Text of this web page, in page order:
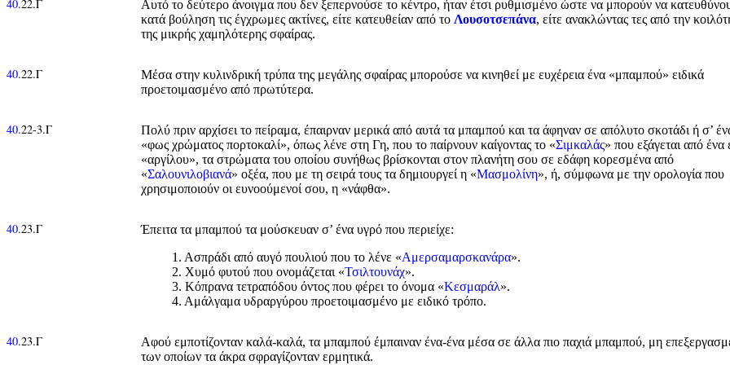
40.22.Γ
Αυτό το δεύτερο άνοιγμα που δεν ξεπερνούσε το κέντρο, ήταν έτσι ρυθμισμένο ώστε να μπορούν να
κατά βούληση τις έγχρωμες ακτίνες, είτε κατευθείαν από το Λουσοτσεπάνα, είτε ανακλώντας τες από την
της μικρής χαμηλότερης σφαίρας.
40.22.Γ
Μέσα στην κυλινδρική τρύπα της μεγάλης σφαίρας μπορούσε να κινηθεί με ευχέρεια ένα «μπαμπού» ειδικά
προετοιμασμένο από πρωτύτερα.
40.22-3.Γ
Πολύ πριν αρχίσει το πείραμα, έπαιρναν μερικά από αυτά τα μπαμπού και τα άφηναν σε απόλυτο σκοτάδι ή σ’
«φως χρώματος πορτοκαλί», όπως λένε στη Γη, που το παίρνουν καίγοντας το «Σιμκαλάς» που εξάγεται από ένα
«αργίλου», τα στρώματα του οποίου συνήθως βρίσκονται στον πλανήτη σου σε εδάφη κορεσμένα από
«Σαλουνιλοβιανά» οξέα, που με τη σειρά τους τα δημιουργεί η «Μασμολίνη», ή, σύμφωνα με την ορολογία που
χρησιμοποιούν οι ευνοούμενοί σου, η «νάφθα».
40.23.Γ
Έπειτα τα μπαμπού τα μούσκευαν σ’ ένα υγρό που περιείχε:
1. Ασπράδι από αυγό πουλιού που το λένε «Αμερσαμαρσκανάρα».
2. Χυμό φυτού που ονομάζεται «Τσιλτουνάχ».
3. Κόπρανα τετραπόδου όντος που φέρει το όνομα «Κεσμαράλ».
4. Αμάλγαμα υδραργύρου προετοιμασμένο με ειδικό τρόπο.
40.23.Γ
Αφού εμποτίζονταν καλά-καλά, τα μπαμπού έμπαιναν ένα-ένα μέσα σε άλλα πιο παχιά μπαμπού, μη
των οποίων τα άκρα σφραγίζονταν ερμητικά.